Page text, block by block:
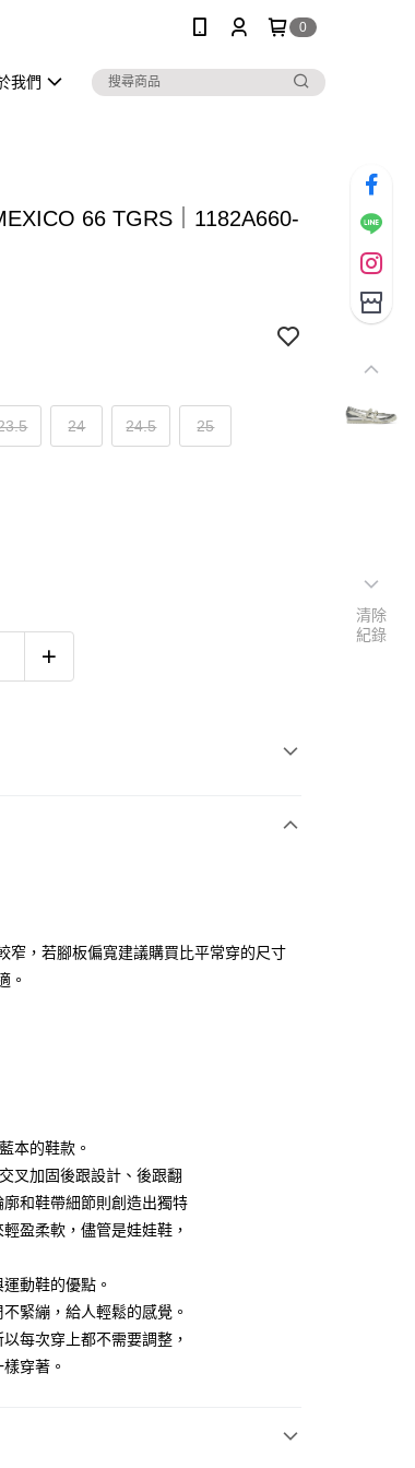
0
我們
66 TGRS｜1182A660-
24 24.5 25
含以上)免運費
含以上)免運費
含以上)免運費
含以上)免運費
含以上)免運費
窄，若腳板偏寬建議購買比平常穿的尺寸
。
本的鞋款。
叉加固後跟設計、後跟翻
和鞋帶細節則創造出獨特
盈柔軟，儘管是娃娃鞋，
動鞋的優點。
緊繃，給人輕鬆的感覺。
每次穿上都不需要調整，
穿著。
清除
紀錄